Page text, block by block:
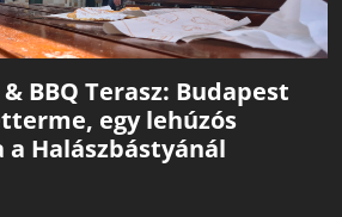
BBQ Terasz: Budapest
egy lehúzós
Halászbástyánál